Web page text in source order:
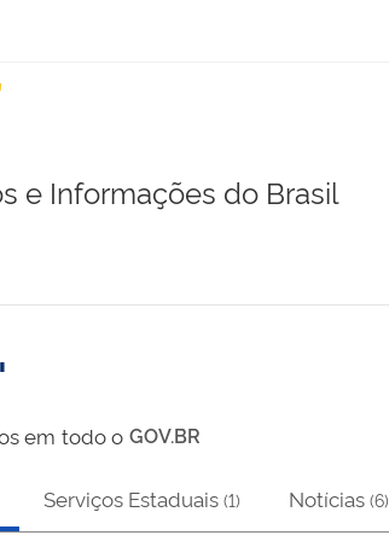
de navegação
e Informações do Brasil
sem todo o GOV.BR
Serviços Estaduais (1) Notícias (6)